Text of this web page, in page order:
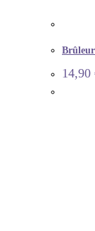
14,90